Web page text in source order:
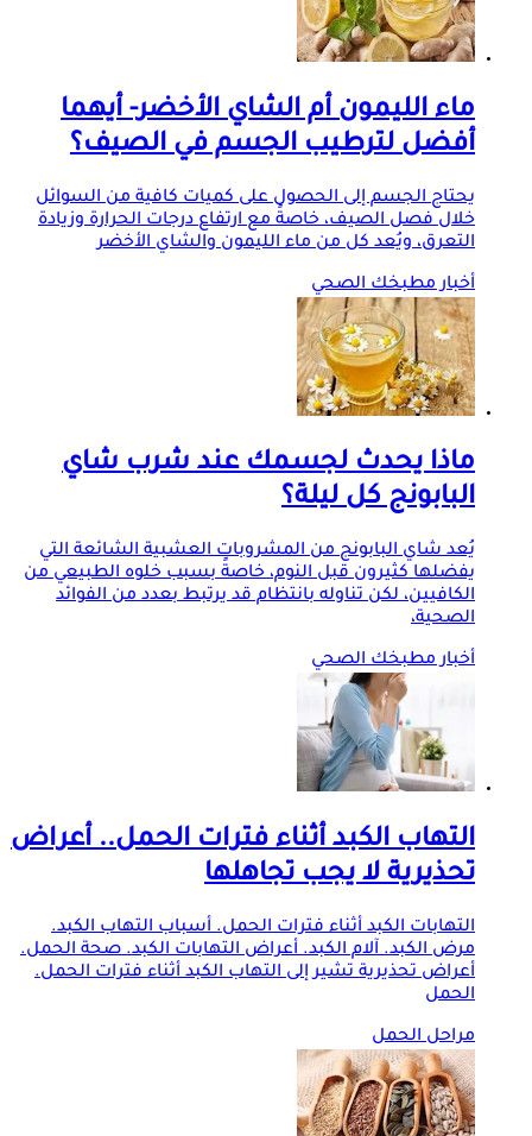
ماء الليمون أم الشاي الأخضر- أيهما
أفضل لترطيب الجسم في الصيف؟
يحتاج الجسم إلى الحصول على كميات كافية من السوائل
خلال فصل الصيف، خاصةً مع ارتفاع درجات الحرارة وزيادة
التعرق، ويُعد كل من ماء الليمون والشاي الأخضر
أخبار مطبخك الصحي
ماذا يحدث لجسمك عند شرب شاي
البابونج كل ليلة؟
يُعد شاي البابونج من المشروبات العشبية الشائعة التي
يفضلها كثيرون قبل النوم، خاصةً بسبب خلوه الطبيعي من
الكافيين، لكن تناوله بانتظام قد يرتبط بعدد من الفوائد
الصحية،
أخبار مطبخك الصحي
التهاب الكبد أثناء فترات الحمل.. أعراض
تحذيرية لا يجب تجاهلها
التهابات الكبد أثناء فترات الحمل. أسباب التهاب الكبد.
مرض الكبد. آلام الكبد. أعراض التهابات الكبد. صحة الحمل.
أعراض تحذيرية تشير إلى التهاب الكبد أثناء فترات الحمل.
الحمل
مراحل الحمل